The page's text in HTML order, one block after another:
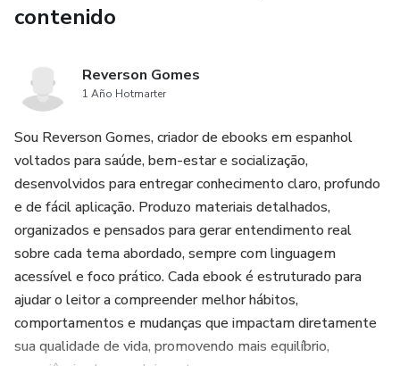
realmente está pasando en su cuerpo y dar el primer paso
Es un material directo, práctico y fácil de consumir, pensado
para generar identificación inmediata, claridad y conciencia
profundamente la salud y el bienestar diario.
contenido
Reverson Gomes
1 Año Hotmarter
Sou Reverson Gomes, criador de ebooks em espanhol
voltados para saúde, bem-estar e socialização,
desenvolvidos para entregar conhecimento claro, profundo
e de fácil aplicação. Produzo materiais detalhados,
organizados e pensados para gerar entendimento real
sobre cada tema abordado, sempre com linguagem
acessível e foco prático. Cada ebook é estruturado para
ajudar o leitor a compreender melhor hábitos,
comportamentos e mudanças que impactam diretamente
sua qualidade de vida, promovendo mais equilíbrio,